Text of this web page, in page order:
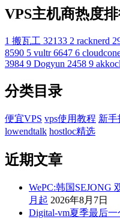
VPS主机商热度
1 搬瓦工 32133 2 racknerd
8590 5 vultr 6647 6
3984 9 Dogyun 2458 9
分类目录
便宜VPS vps使用教程 新手
lowendtalk hostloc精选
近期文章
WePC:韩国SEJONG
月起 2026年8月7日
Digital-vm夏季最后